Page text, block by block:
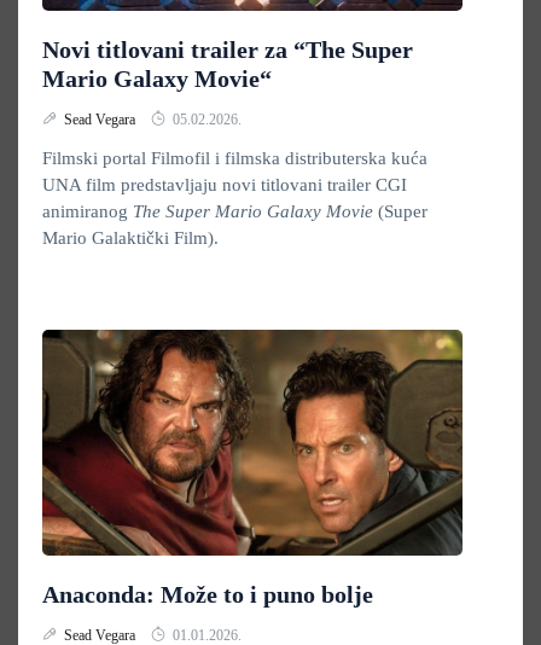
Novi titlovani trailer za “The Super
Mario Galaxy Movie“
Sead Vegara 05.02.2026.
Filmski portal Filmofil i filmska distributerska kuća
UNA film predstavljaju novi titlovani trailer CGI
animiranog The Super Mario Galaxy Movie (Super
Mario Galaktički Film).
Anaconda: Može to i puno bolje
Sead Vegara 01.01.2026.